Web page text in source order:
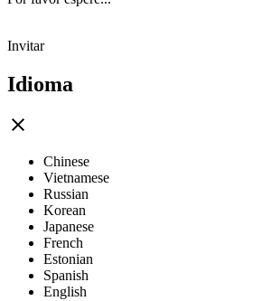
Invitar
Idioma
Chinese
Vietnamese
Russian
Korean
Japanese
French
Estonian
Spanish
English